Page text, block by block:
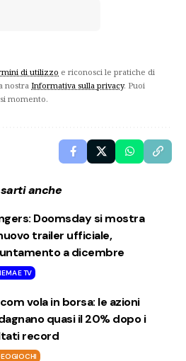
di utilizzo e riconosci le pratiche di
nostra Informativa sulla privacy. Puoi
momento.
anche
Doomsday si mostra
trailer ufficiale,
a dicembre
E TV
vola in borsa: le azioni
quasi il 20% dopo i
record